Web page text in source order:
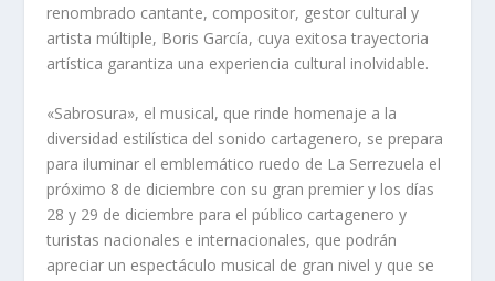
renombrado cantante, compositor, gestor cultural y
artista múltiple, Boris García, cuya exitosa trayectoria
artística garantiza una experiencia cultural inolvidable.
«Sabrosura», el musical, que rinde homenaje a la
diversidad estilística del sonido cartagenero, se prepara
para iluminar el emblemático ruedo de La Serrezuela el
próximo 8 de diciembre con su gran premier y los días
28 y 29 de diciembre para el público cartagenero y
turistas nacionales e internacionales, que podrán
apreciar un espectáculo musical de gran nivel y que se